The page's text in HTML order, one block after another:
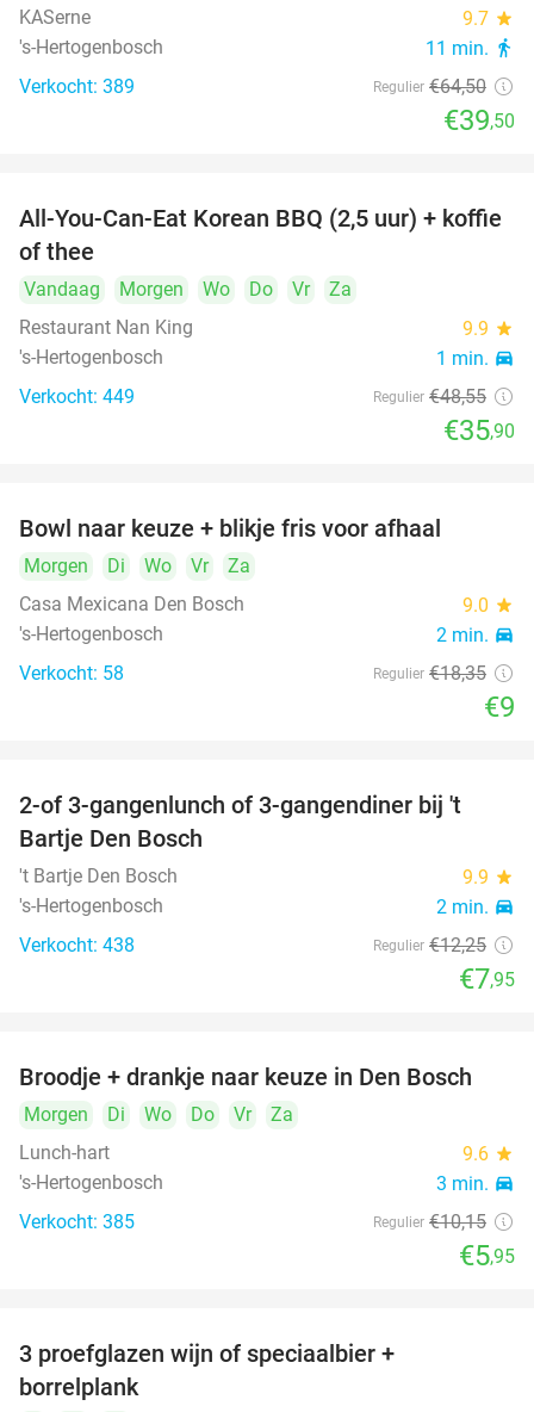
KASerne
9.7 star
's-Hertogenbosch 11 min. directions_walk
Verkocht: 389 Regulier €64,50
€39,50
26%
All-You-Can-Eat Korean BBQ (2,5 uur) + koffie
of thee
Vandaag Morgen Wo Do Vr
Za
Restaurant Nan King
9.9 star
's-Hertogenbosch 1 min. directions_car
Verkocht: 449 Regulier €48,55
€35,90
Bowl naar keuze + blikje fris voor afhaal
Morgen Di Wo Vr
Za
Casa Mexicana Den Bosch
9.0 star
's-Hertogenbosch 2 min. directions_car
Verkocht: 58 Regulier €18,35
€9
35%
2-of 3-gangenlunch of 3-gangendiner bij 't
Bartje Den Bosch
't Bartje Den Bosch 9.9 star
's-Hertogenbosch 2 min. directions_car
Verkocht: 438 Regulier €12,25
€7,95
41%
Broodje + drankje naar keuze in Den Bosch
Morgen Di Wo Do Vr
Za
Lunch-hart
9.6 star
's-Hertogenbosch 3 min. directions_car
Verkocht: 385 Regulier €10,15
€5,95
3 proefglazen wijn of speciaalbier +
borrelplank